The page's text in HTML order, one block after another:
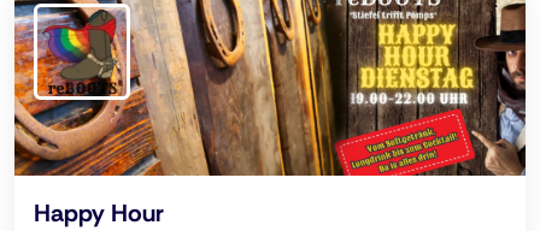
Happy Hour